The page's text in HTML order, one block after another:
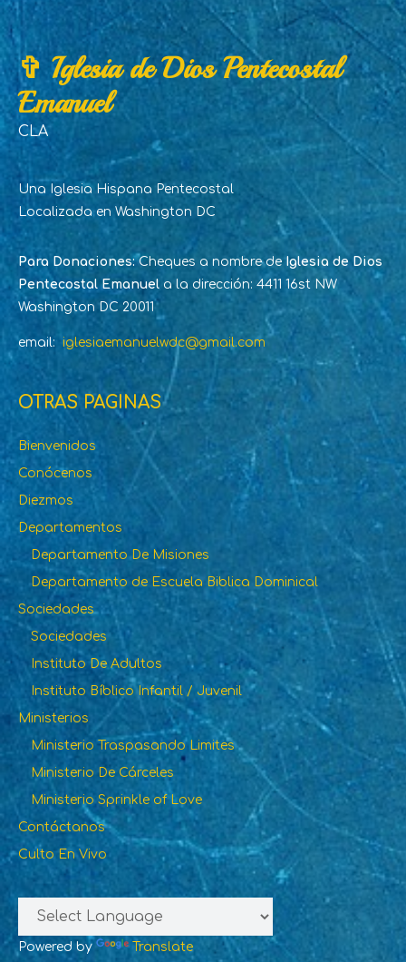
✞ Iglesia de Dios Pentecostal
Emanuel
CLA
Una Iglesia Hispana Pentecostal
Localizada en Washington DC
Para Donaciones:Cheques a nombre de Iglesia de Dios
Pentecostal Emanuel a la dirección: 4411 16st NW
Washington DC 20011
email: iglesiaemanuelwdc@gmail.com
OTRAS PAGINAS
Bienvenidos
Conócenos
Diezmos
Departamentos
Departamento De Misiones
Departamento de Escuela Biblica Dominical
Sociedades
Sociedades
Instituto De Adultos
Instituto Bíblico Infantil / Juvenil
Ministerios
Ministerio Traspasando Limites
Ministerio De Cárceles
Ministerio Sprinkle of Love
Contáctanos
Culto En Vivo
Powered by Translate